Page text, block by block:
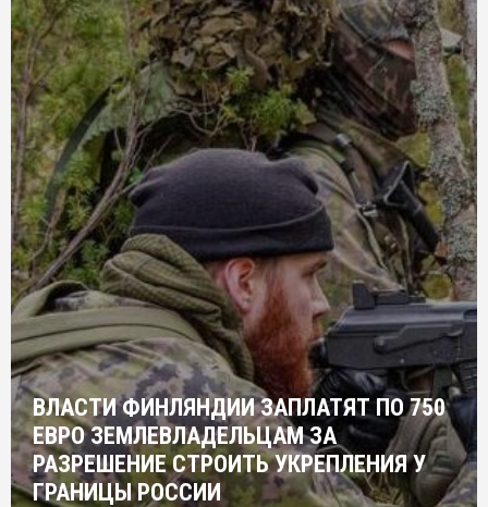
ВЛАСТИ ФИНЛЯНДИИ ЗАПЛАТЯТ ПО 750
ЕВРО ЗЕМЛЕВЛАДЕЛЬЦАМ ЗА
РАЗРЕШЕНИЕ СТРОИТЬ УКРЕПЛЕНИЯ У
ГРАНИЦЫ РОССИИ